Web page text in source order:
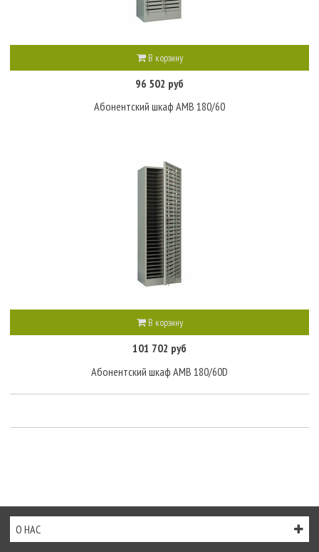
В корзину
96 502 руб
Абонентский шкаф AMB 180/60
В корзину
101 702 руб
Абонентский шкаф AMB 180/60D
О НАС